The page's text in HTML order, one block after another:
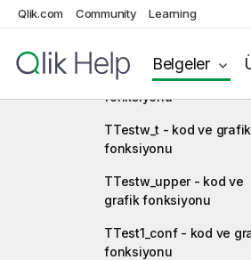
Qlik.com Community Learning
Belgeler
TTestw_sig - kod ve
TTestw_sterr - kod ve
fonksiyonu
TTestw_t - kod ve grafik
fonksiyonu
TTestw_upper - kod ve
grafik fonksiyonu
TTest1_conf - kod ve
fonksiyonu